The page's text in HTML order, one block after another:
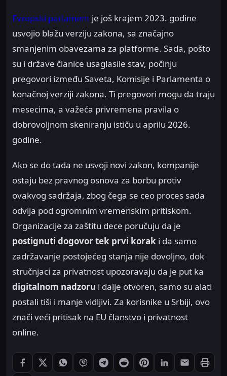
Evropski parlament je još krajem 2023. godine
usvojio blažu verziju zakona, sa značajno
smanjenim obavezama za platforme. Sada, pošto
su i države članice usaglasile stav, počinju
pregovori između Saveta, Komisije i Parlamenta o
konačnoj verziji zakona. Ti pregovori mogu da traju
mesecima, a važeća privremena pravila o
dobrovoljnom skeniranju ističu u aprilu 2026.
godine.
Ako se do tada ne usvoji novi zakon, kompanije
ostaju bez pravnog osnova za borbu protiv
ovakvog sadržaja, zbog čega se ceo proces sada
odvija pod ogromnim vremenskim pritiskom.
Organizacije za zaštitu dece poručuju da je
postignuti dogovor tek prvi korak i da samo
zadržavanje postojećeg stanja nije dovoljno, dok
stručnjaci za privatnost upozoravaju da je put ka
digitalnom nadzoru i dalje otvoren, samo su alati
postali tiši i manje vidljivi. Za korisnike u Srbiji, ovo
znači veći pritisak na EU članstvo i privatnost
online.
Podeli: Facebook
Podeli: XPodeli: WhatsApp
Podeli: Viber
Podeli: Telegram
Podeli: Reddit
Podeli: Pinterest
Podeli: LinkedIn
Podeli: